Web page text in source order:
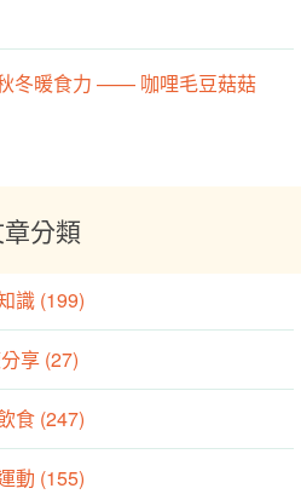
冬暖食力 —— 咖哩毛豆菇菇
分類
識 (199)
享 (27)
食 (247)
動 (155)